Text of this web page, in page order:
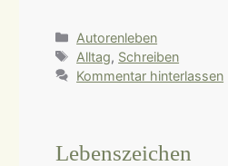
Kategorien
Autorenleben
Schlagwörter
Alltag, Schreiben
Kommentar hinterlassen
Lebenszeichen